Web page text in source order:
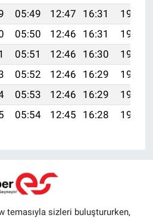
05:49 12:47 16:31
19:34
05:50 12:46 16:31
19:33
05:51 12:46 16:30
19:31
05:52 12:46 16:29
19:30
05:53 12:46 16:29
19:28
05:54 12:45 16:28 19:27
temasıyla sizleri buluştururken,